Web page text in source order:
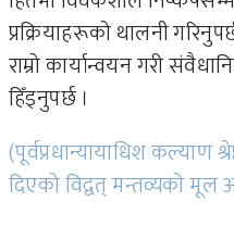
प्रक्रियाहरूको थालनी
राम्रो कार्यान्वयन गरी
हिँड्नुपर्छ ।
(पूर्वप्रधान्यायाधिश कल्याण
दिएको विद्वत् मन्तव्यको